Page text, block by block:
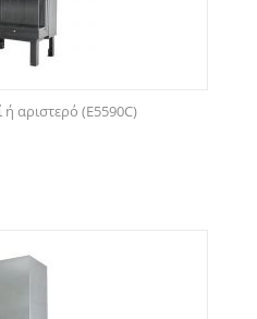
ή αριστερό (E5590C)